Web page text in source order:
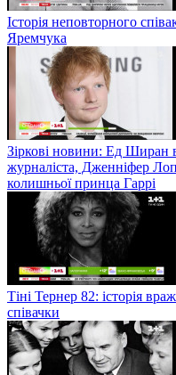
Історія неповторного
Яремчука
Зіркові новини: Ед Ширан
журналіста, Дженніфер
колишньої принца Гаррі
Тіні Тернер 82: історія
співачки